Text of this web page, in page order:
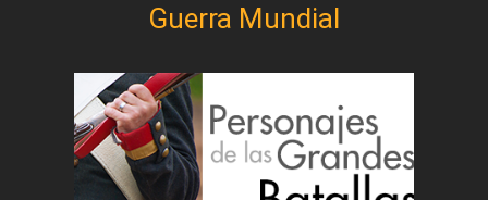
Guerra Mundial